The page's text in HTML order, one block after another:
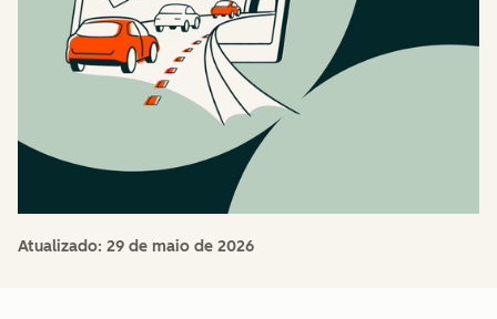
Atualizado: 29 de maio de 2026